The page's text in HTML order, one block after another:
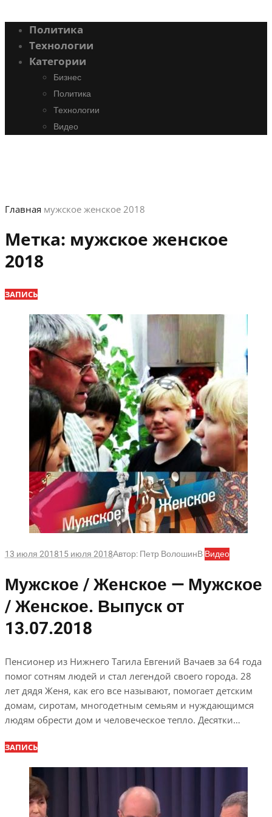
Политика
Технологии
Категории
Бизнес
Политика
Технологии
Видео
Главная мужское женское 2018
Метка: мужское женское
2018
ЗАПИСЬ
13 июля 201815 июля 2018Автор:Петр ВолошинВВидео
Мужское / Женское — Мужское
/ Женское. Выпуск от
13.07.2018
Пенсионер из Нижнего Тагила Евгений Вачаев за 64 года
помог сотням людей и стал легендой своего города. 28
лет дядя Женя, как его все называют, помогает детским
домам, сиротам, многодетным семьям и нуждающимся
людям обрести дом и человеческое тепло. Десятки…
ЗАПИСЬ